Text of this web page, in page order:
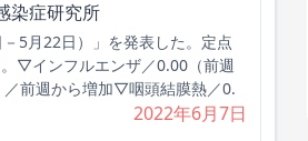
染症研究所
5月22日）」を発表した。定点
▽インフルエンザ／0.00（前週
前週から増加▽咽頭結膜熱／0.
2022年6月7日